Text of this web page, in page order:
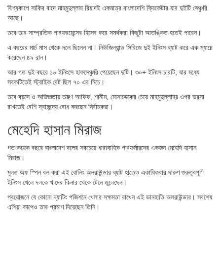
বিশ্বকাপে সাকিব বাদে মাহমুদুল্লাহ রিয়াদই একমাত্র বাংলাদেশি ক্রিকেটার যার দুইটি সেঞ্চুরি
আছে।
তবে তার সাম্প্রতিক পারফরমেন্সের হিসেব করে সমর্থকরা কিছুটা আতঙ্কিত হতেই পারেন।
এ বছরের মার্চ মাস থেকে দলে ছিলেন না। নিউজিল্যান্ড সিরিজে দুই ইনিংস ব্যাট করে এক ম্যাচে
করেছেন ৪৯ রান।
আর গত দুই বছরে ১৬ ইনিংসে হাফসেঞ্চুরি পেয়েছেন দুটি। ৩০+ ইনিংস চারটি, যার মধ্যে
সবকটিতেই স্ট্রাইক রেট ছিল ৭০ এর নিচে।
তবে বয়সে ও অভিজ্ঞতায় তরুণ আফিফ, শামীম, মোসাদ্দেকের চেয়ে মাহমুদুল্লাহর ওপর ভরসা
রাখতেই বেশি স্বাচ্ছন্দ্য বোধ করছেন নির্বাচকরা।
মেহেদি হাসান মিরাজ
গত কয়েক বছরে বাংলাদেশ দলের সবচেয়ে ধারাবাহিক পারফর্মারদের একজন মেহেদি হাসান
মিরাজ।
মূলত অফ স্পিন বল করা এই বোলিং অলরাউন্ডার ব্যাট হাতেও একাধিকবার দারুণ গুরুত্বপূর্ণ
ইনিংস খেলে দলকে খাদের কিনার থেকে টেনে তুলেছেন।
প্রয়োজনে যে কোনো ব্যাটিং পজিশনে খেলার সক্ষমতা রাখেন এই ডানহাতি অলরাউন্ডার। সবশেষ
এশিয়া কাপেও তার প্রমাণ দিয়েছেন তিনি।